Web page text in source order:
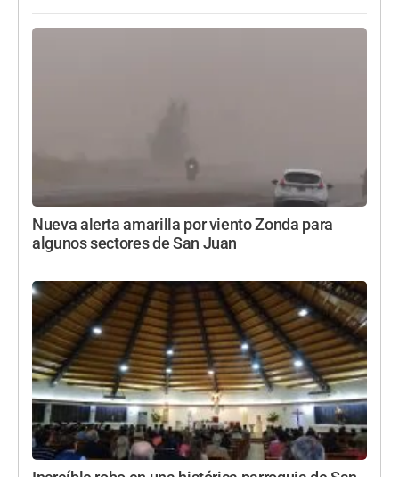
Nueva alerta amarilla por viento Zonda para
algunos sectores de San Juan